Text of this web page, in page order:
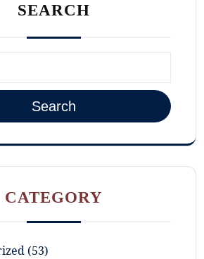
SEARCH
Search
CATEGORY
53